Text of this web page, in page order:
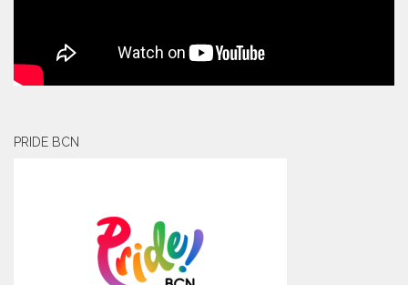
PRIDE BCN